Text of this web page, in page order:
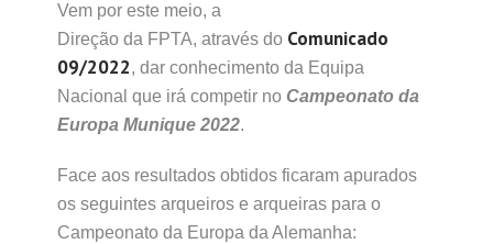
Vem por este meio, a
Direção da FPTA, através do Comunicado
09/2022, dar conhecimento da Equipa
Nacional que irá competir no Campeonato da
Europa Munique 2022.
Face aos resultados obtidos ficaram apurados
os seguintes arqueiros e arqueiras para o
Campeonato da Europa da Alemanha: